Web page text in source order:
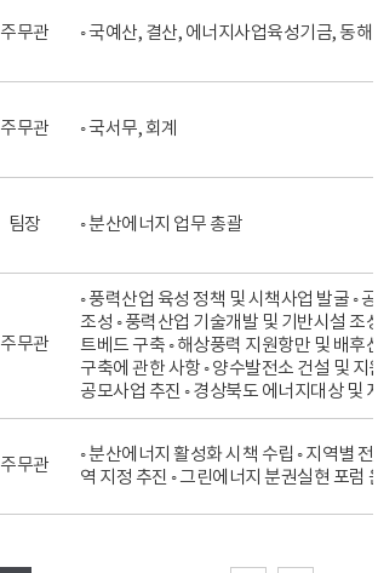
주무관 ◦ 국예산, 결산, 에너지사업육성기금, 동
주무관 ◦ 국서무, 회계
팀장 ◦ 분산에너지 업무 총괄
주무관
◦ 풍력산업 육성 정책 및 시책사업 발굴 ◦
조성 ◦ 풍력산업 기술개발 및 기반시설 조
트베드 구축 ◦ 해상풍력 지원항만 및 배후
구축에 관한 사항 ◦ 양수발전소 건설 및 지
공모사업 추진 ◦ 경상북도 에너지대상 및
주무관
◦ 분산에너지 활성화 시책 수립 ◦ 지역별
역 지정 추진 ◦ 그린에너지 분권실현 포럼